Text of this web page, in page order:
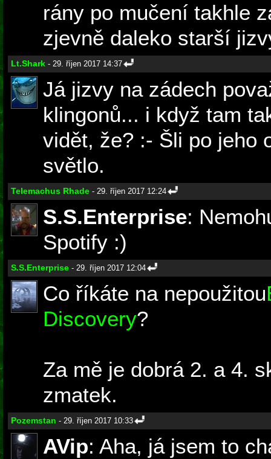
rány po mučení takhle
zjevně daleko starší
Lt.Shark - 29. říjen 2017 14:37
Já jizvy na zádech
klingonů... i když tam
vidět, že? :- Šli po jeho
světlo.
Telemachus Rhade - 29. říjen 2017 12:24
S.S.Enterprise:
Spotify :)
S.S.Enterprise - 29. říjen 2017 12:04
Co říkáte na nepoužitou
Discovery?
Za mě je dobrá 2. a 4.
zmatek.
Pozemstan - 29. říjen 2017 10:33
AVip: Aha, já jsem to